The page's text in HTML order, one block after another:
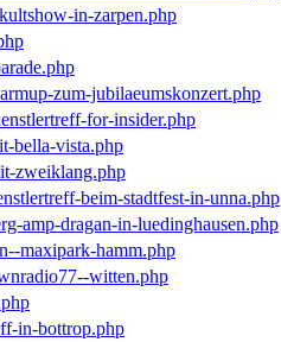
in-zarpen.php
zum-jubilaeumskonzert.php
for-insider.php
bella-vista.php
zweiklang.php
beim-stadtfest-in-unna.php
amp-dragan-in-luedinghausen.php
maxipark-hamm.php
witten.php
in-bottrop.php